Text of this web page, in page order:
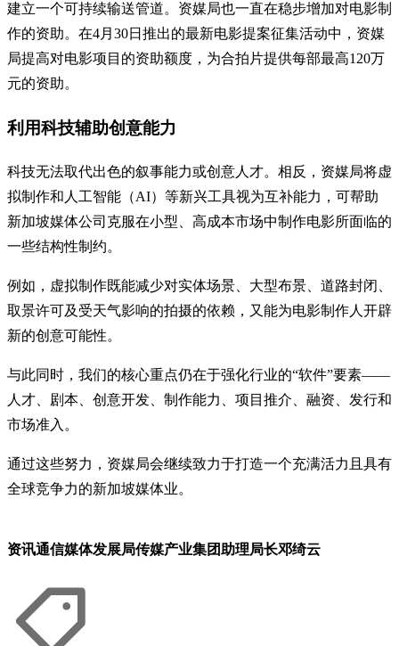
建立一个可持续输送管道。资媒局也一直在稳步增加对电影制
作的资助。在4月30日推出的最新电影提案征集活动中，资媒
局提高对电影项目的资助额度，为合拍片提供每部最高120万
元的资助。
利用科技辅助创意能力
科技无法取代出色的叙事能力或创意人才。相反，资媒局将虚
拟制作和人工智能（AI）等新兴工具视为互补能力，可帮助
新加坡媒体公司克服在小型、高成本市场中制作电影所面临的
一些结构性制约。
例如，虚拟制作既能减少对实体场景、大型布景、道路封闭、
取景许可及受天气影响的拍摄的依赖，又能为电影制作人开辟
新的创意可能性。
与此同时，我们的核心重点仍在于强化行业的“软件”要素——
人才、剧本、创意开发、制作能力、项目推介、融资、发行和
市场准入。
通过这些努力，资媒局会继续致力于打造一个充满活力且具有
全球竞争力的新加坡媒体业。
资讯通信媒体发展局传媒产业集团助理局长邓绮云